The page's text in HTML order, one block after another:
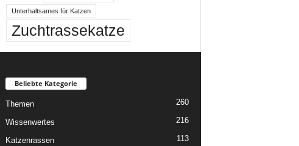
Unterhaltsames für Katzen
Zuchtrassekatze
Beliebte Kategorie
Themen 260
Wissenwertes 216
Katzenrassen 113